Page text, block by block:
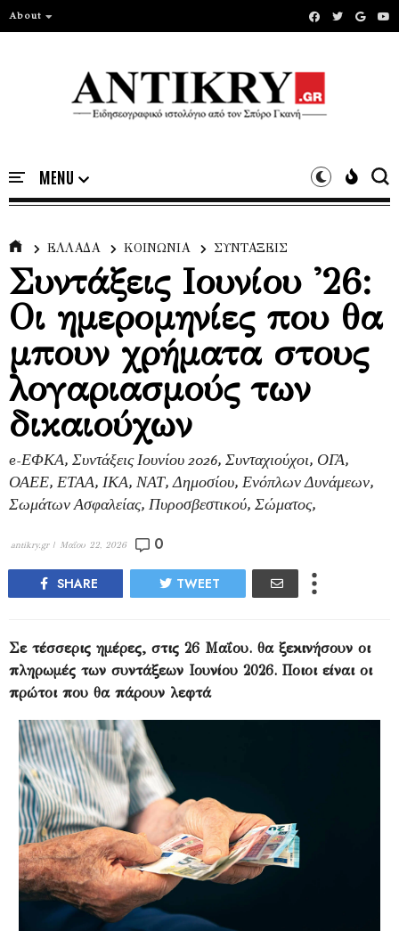
About
ΕΛΛΑΔΑ ΚΟΙΝΩΝΙΑ ΣΥΝΤΑΞΕΙΣ
Συντάξεις Ιουνίου '26:
Οι ημερομηνίες που θα
μπουν χρήματα στους
λογαριασμούς των
δικαιούχων
e-ΕΦΚΑ, Συντάξεις Ιουνίου 2026, Συνταχιούχοι, ΟΓΑ,
ΟΑΕΕ, ΕΤΑΑ, ΙΚΑ, ΝΑΤ, Δημοσίου, Ενόπλων Δυνάμεων,
Σωμάτων Ασφαλείας, Πυροσβεστικού, Σώματος,
antikry.gr | Μαΐου 22, 2026 0
SHARE TWEET
Σε τέσσερις ημέρες, στις 26 Μαΐου. θα ξεκινήσουν οι
πληρωμές των συντάξεων Ιουνίου 2026. Ποιοι είναι οι
πρώτοι που θα πάρουν λεφτά